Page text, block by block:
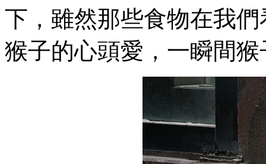
下，雖然那些食物在我
猴子的心頭愛，一瞬間